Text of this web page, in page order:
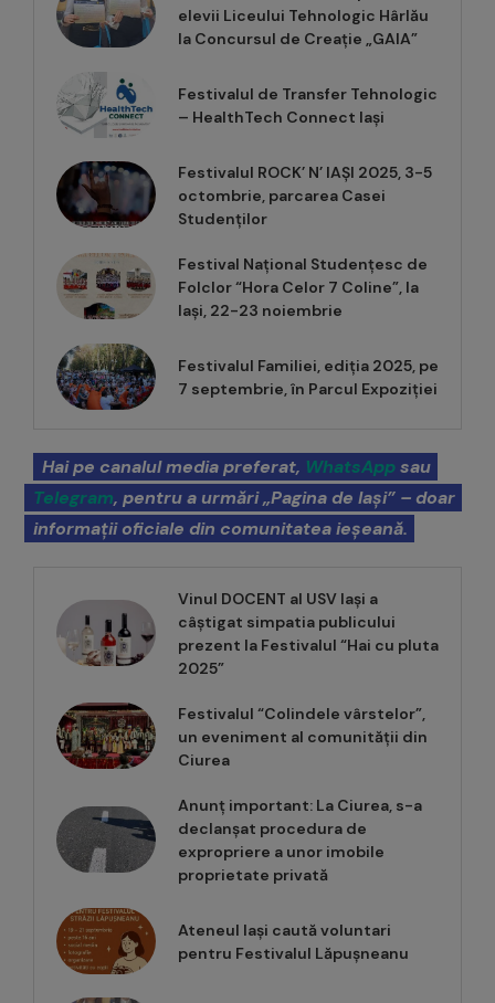
elevii Liceului Tehnologic Hârlău
la Concursul de Creație „GAIA”
Festivalul de Transfer Tehnologic
– HealthTech Connect Iași
Festivalul ROCK’ N’ IAȘI 2025, 3-5
octombrie, parcarea Casei
Studenților
Festival Național Studențesc de
Folclor “Hora Celor 7 Coline”, la
Iași, 22-23 noiembrie
Festivalul Familiei, ediția 2025, pe
7 septembrie, în Parcul Expoziției
Hai pe canalul media preferat, WhatsAppsau
Telegram, pentru a urmări „Pagina de Iași” – doar
informații oficiale din comunitatea ieșeană.
Vinul DOCENT al USV Iași a
câștigat simpatia publicului
prezent la Festivalul “Hai cu pluta
2025”
Festivalul “Colindele vârstelor”,
un eveniment al comunității din
Ciurea
Anunț important: La Ciurea, s-a
declanșat procedura de
expropriere a unor imobile
proprietate privată
Ateneul Iași caută voluntari
pentru Festivalul Lăpușneanu